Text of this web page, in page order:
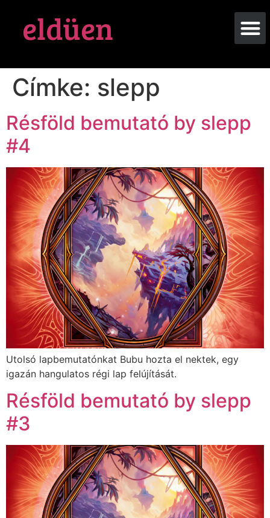
eldüen
Címke: slepp
Résföld bemutató by slepp
#4
Utolsó lapbemutatónkat Bubu hozta el nektek, egy
igazán hangulatos régi lap felújítását.
Résföld bemutató by slepp
#3